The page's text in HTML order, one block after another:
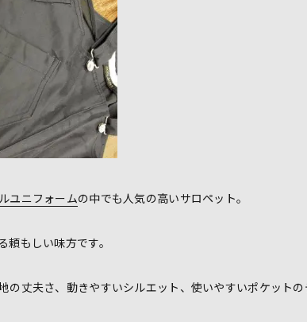
ユニフォームの中でも人気の高いサロペット。
頼もしい味方です。
の丈夫さ、動きやすいシルエット、使いやすいポケットの